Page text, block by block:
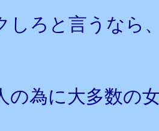
しろと言うなら
の為に大多数の